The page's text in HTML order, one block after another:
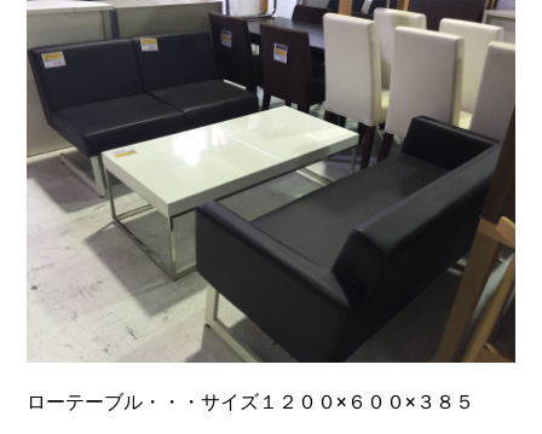
ローテーブル・・・サイズ１２００×６００×３８５